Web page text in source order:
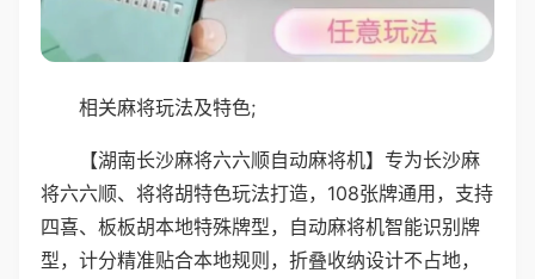
相关麻将玩法及特色;
【湖南长沙麻将六六顺自动麻将机】专为长沙麻
将六六顺、将将胡特色玩法打造，108张牌通用，支持
四喜、板板胡本地特殊牌型，自动麻将机智能识别牌
型，计分精准贴合本地规则，折叠收纳设计不占地，